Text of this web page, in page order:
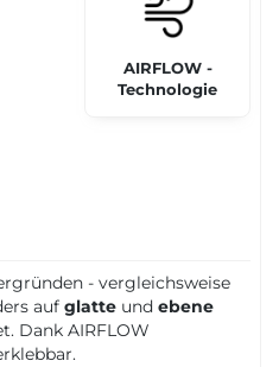
AIRFLOW -
Technologie
- vergleichsweise
auf glatte und ebene
Dank AIRFLOW